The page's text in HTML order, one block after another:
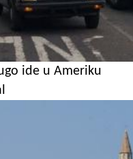
ide u Ameriku